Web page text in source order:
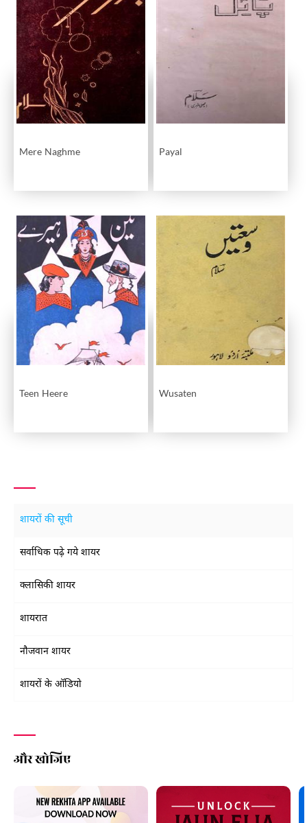
Mere Naghme Payal
Teen Heere Wusaten
शायरों की सूची
सर्वाधिक पढ़े गये शायर
क्लासिकी शायर
शायरात
नौजवान शायर
शायरों के ऑडियो
और खोजिए